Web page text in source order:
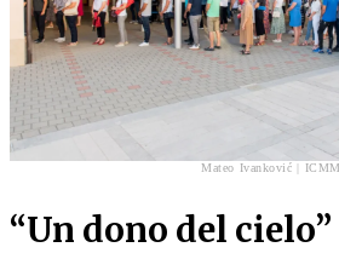
Mateo Ivanković | ICMM
“Un dono del cielo”